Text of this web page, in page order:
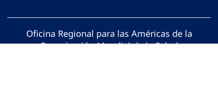
Oficina Regional para las Américas de la
Organización Mundial de la Salud